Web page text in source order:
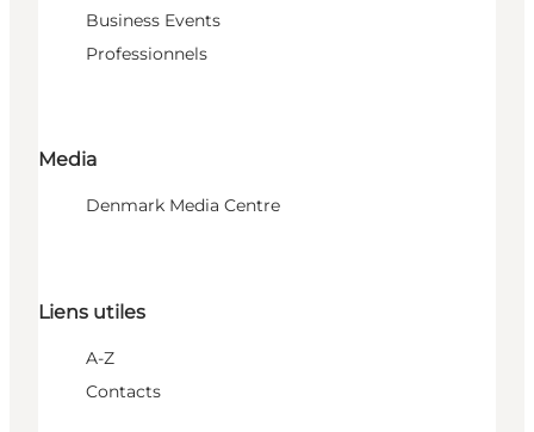
Business Events
Professionnels
Media
Denmark Media Centre
Liens utiles
A-Z
Contacts